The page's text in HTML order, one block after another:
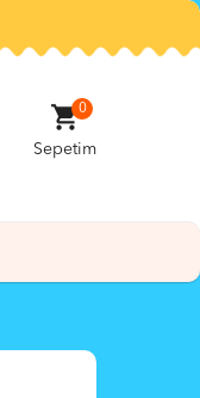
shopping_cart
Sepetim
0